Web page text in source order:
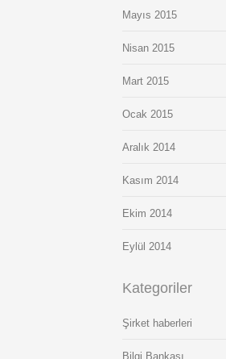
Mayıs 2015
Nisan 2015
Mart 2015
Ocak 2015
Aralık 2014
Kasım 2014
Ekim 2014
Eylül 2014
Kategoriler
Şirket haberleri
Bilgi Bankası